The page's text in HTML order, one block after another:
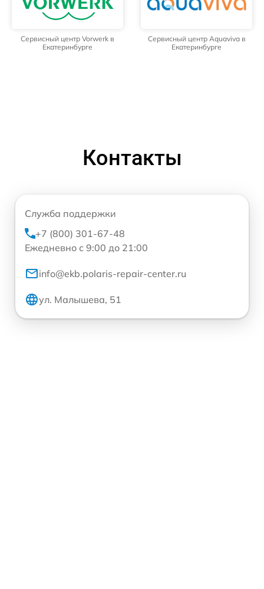
Сервисный центр Vorwerk в
Екатеринбурге
Сервисный центр Aquaviva в
Екатеринбурге
Контакты
Служба поддержки
+7 (800) 301-67-48
Ежедневно с 9:00 до 21:00
info@ekb.polaris-repair-center.ru
ул. Малышева, 51